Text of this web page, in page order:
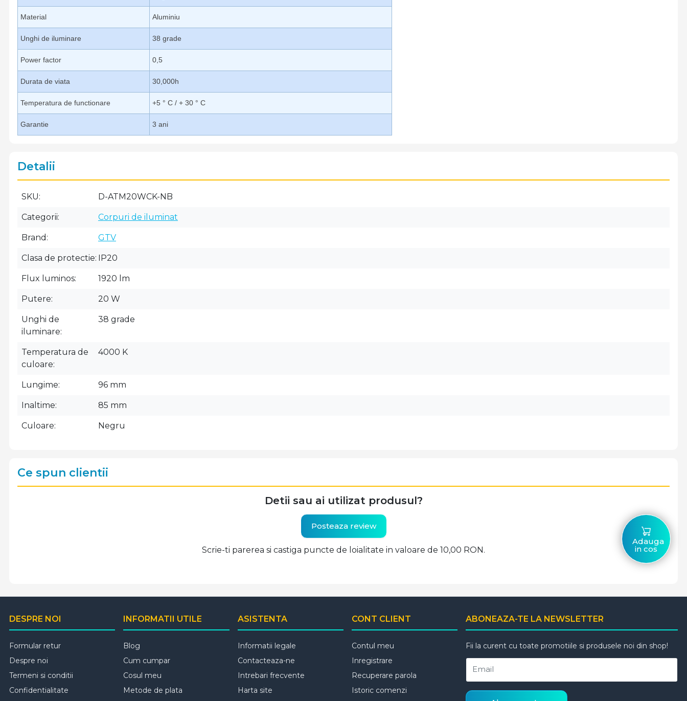
Adauga
in cos
Material Aluminiu
Unghi de iluminare 38 grade
Power factor 0,5
Durata de viata 30,000h
Temperatura de functionare +5 ° C / + 30 ° C
Garantie 3 ani
Detalii
SKU D-ATM20WCK-NB
Categorii Corpuri de iluminat
Brand GTV
Clasa de protectie IP20
Flux luminos 1920 lm
Putere 20 W
Unghi de
iluminare
38 grade
Temperatura de
culoare
4000 K
Lungime 96 mm
Inaltime 85 mm
Culoare Negru
Ce spun clientii
Detii sau ai utilizat produsul?
Posteaza review
Scrie-ti parerea si castiga puncte de loialitate in valoare de 10,00 RON.
DESPRE NOI
Formular retur
Despre noi
Termeni si conditii
Confidentialitate
INFORMATII UTILE
Blog
Cum cumpar
Cosul meu
Metode de plata
ASISTENTA
Informatii legale
Contacteaza-ne
Intrebari frecvente
Harta site
CONT CLIENT
Contul meu
Inregistrare
Recuperare parola
Istoric comenzi
ABONEAZA-TE LA NEWSLETTER
Fii la curent cu toate promotiile si produsele noi din shop!
Email